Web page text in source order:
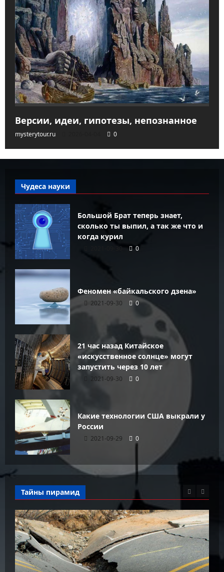
Версии, идеи, гипотезы, непознанное
mysterytour.ru 0
Чудеса науки
Большой Брат теперь знает,
сколько ты выпил, а так же что и
когда курил
2021-09-30 0
Феномен «байкальского дзена»
2021-09-30 0
21 час назад Китайское
«искусственное солнце» могут
запустить через 10 лет
2021-09-30 0
Какие технологии США выкрали у
России
2021-09-29 0
Тайны пирамид